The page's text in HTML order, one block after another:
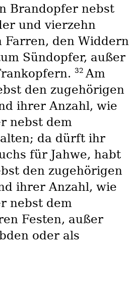
Brandopfer nebst
und vierzehn
Farren, den Widdern
Sündopfer, außer
32 Am
den zugehörigen
ihrer Anzahl, wie
nebst dem
da dürft ihr
für Jahwe, habt
den zugehörigen
ihrer Anzahl, wie
nebst dem
Festen, außer
oder als